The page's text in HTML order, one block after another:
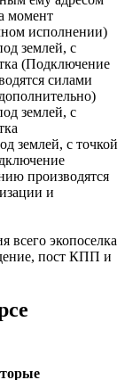
момент
исполнении)
землей, с
(Подключение
силами
землей, с
землей, с точкой
производятся
и
всего экопоселка
пост КПП и